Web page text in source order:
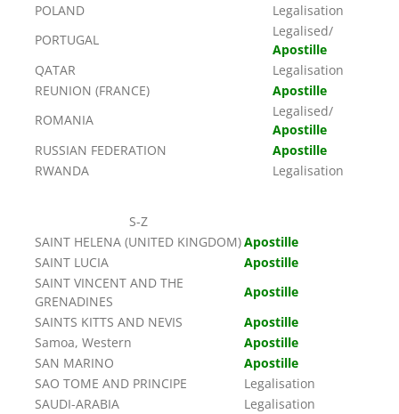
POLAND
Legalisation
PORTUGAL
Legalised/
Apostille
QATAR
Legalisation
REUNION (FRANCE)
Apostille
ROMANIA
Legalised/
Apostille
RUSSIAN FEDERATION
Apostille
RWANDA
Legalisation
S-Z
SAINT HELENA (UNITED KINGDOM)Apostille
SAINT LUCIA
Apostille
SAINT VINCENT AND THE
GRENADINES
Apostille
SAINTS KITTS AND NEVIS
Apostille
Samoa, Western
Apostille
SAN MARINO
Apostille
SAO TOME AND PRINCIPE
Legalisation
SAUDI-ARABIA
Legalisation